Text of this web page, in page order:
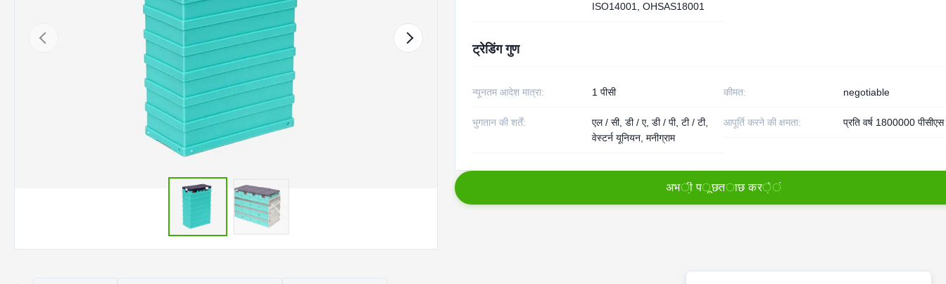
ISO14001, OHSAS18001
ट्रेडिंग गुण
न्यूनतम आदेश मात्रा: 1 पीसी कीमत: negotiable
भुगतान की शर्तें:
एल / सी, डी / ए, डी / पी, टी / टी,
वेस्टर्न यूनियन, मनीग्राम
आपूर्ति करने की क्षमता: प्रति वर्ष 1800000 पीसीएस
अभी पूछताछ करें